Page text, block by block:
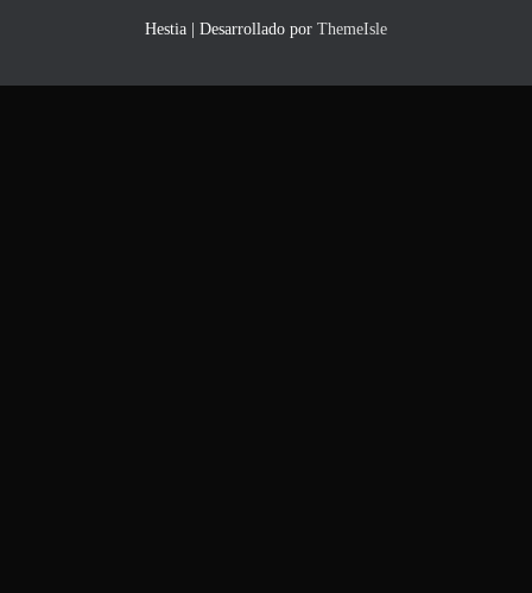
Hestia | Desarrollado por ThemeIsle